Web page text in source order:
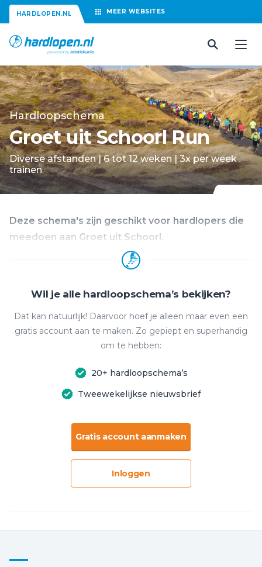
HARDLOPEN.NL MEER WEBSITES
Hardloopschema
Groet uit Schoorl Run
Diverse afstanden | 6 tot 12 weken | 3x per week
trainen
Deze schema's zijn geschikt voor hardlopers die
meedoen aan Groet uit Schoorl.
Wil je alle hardloopschema’s bekijken?
Dat kan natuurlijk! Daarvoor hoef je alleen maar even een
gratis account aan te maken. Zo gepiept en superhandig
om te hebben:
20+ hardloopschema’s
Tweewekelijkse nieuwsbrief
Gratis account aanmaken
Inloggen